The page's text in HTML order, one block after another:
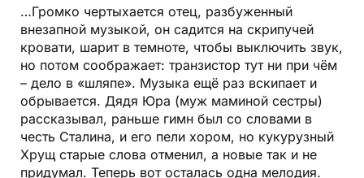
…Громко чертыхается отец, разбуженный
внезапной музыкой, он садится на скрипучей
кровати, шарит в темноте, чтобы выключить звук,
но потом соображает: транзистор тут ни при чём
– дело в «шляпе». Музыка ещё раз вскипает и
обрывается. Дядя Юра (муж маминой сестры)
рассказывал, раньше гимн был со словами в
честь Сталина, и его пели хором, но кукурузный
Хрущ старые слова отменил, а новые так и не
придумал. Теперь вот осталась одна мелодия.